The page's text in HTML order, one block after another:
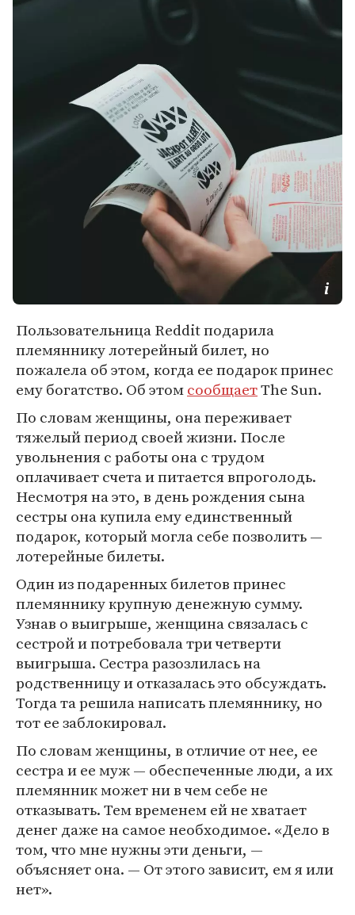
Пользовательница Reddit подарила
племяннику лотерейный билет, но
пожалела об этом, когда ее подарок принес
ему богатство. Об этомсообщаетThe Sun.
По словам женщины, она переживает
тяжелый период своей жизни. После
увольнения с работы она с трудом
оплачивает счета и питается впроголодь.
Несмотря на это, в день рождения сына
сестры она купила ему единственный
подарок, который могла себе позволить —
лотерейные билеты.
Один из подаренных билетов принес
племяннику крупную денежную сумму.
Узнав о выигрыше, женщина связалась с
сестрой и потребовала три четверти
выигрыша. Сестра разозлилась на
родственницу и отказалась это обсуждать.
Тогда та решила написать племяннику, но
тот ее заблокировал.
По словам женщины, в отличие от нее, ее
сестра и ее муж — обеспеченные люди, а их
племянник может ни в чем себе не
отказывать. Тем временем ей не хватает
денег даже на самое необходимое. «Дело в
том, что мне нужны эти деньги, —
объясняет она. — От этого зависит, ем я или
нет».